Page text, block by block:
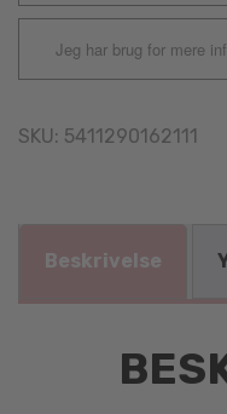
Jeg har brug for mere
SKU: 5411290162111
Beskrivelse